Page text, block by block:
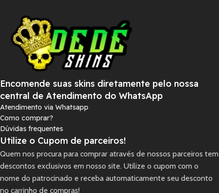
Encomende suas skins diretamente pelo nossa
central de Atendimento do WhatsApp
Atendimento via Whatsapp
Como comprar?
Dúvidas frequentes
Utilize o Cupom de parceiros!
Quem nos procura para comprar através de nossos parceiros tem
descontos exclusivos em nosso site. Utilize o cupom com o
nome do patrocinado e receba automaticamente seu desconto
no carrinho de compras!